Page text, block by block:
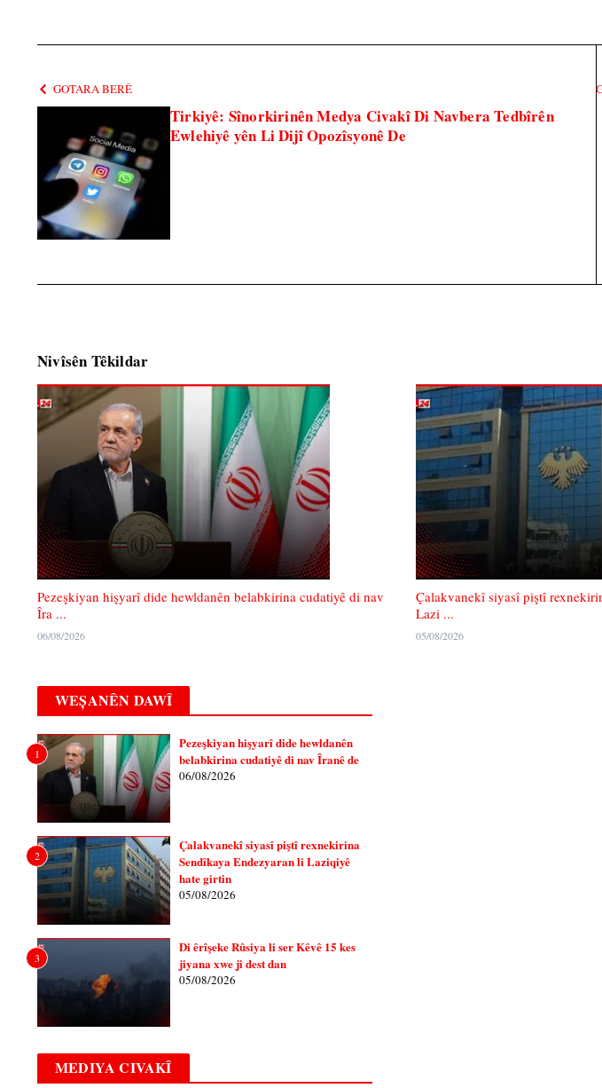
GOTARA BERÊ
Tirkiyê: Sînorkirinên Medya Civakî Di Navbera Tedbîrên
Ewlehiyê yên Li Dijî Opozîsyonê De
Nivîsên Têkildar
Pezeşkiyan hişyarî dide hewldanên belabkirina cudatiyê di nav
Îra ...
06/08/2026
Çalakvanekî siyasî piştî
Lazi ...
05/08/2026
WEȘANÊN DAWÎ
1
Pezeşkiyan hişyarî dide hewldanên
belabkirina cudatiyê di nav Îranê de
06/08/2026
2
Çalakvanekî siyasî piştî rexnekirina
Sendîkaya Endezyaran li Laziqiyê
hate girtin
05/08/2026
3
Di êrîşeke Rûsiya li ser Kêvê 15 kes
jiyana xwe ji dest dan
05/08/2026
MEDIYA CIVAKÎ